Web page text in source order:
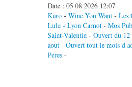
Date : 05 08 2026 12:07
Kuro - Wine You Want - Les
Lulu - Lyon Carnot - Mos
Saint-Valentin - Ouvert du 12
aout - Ouvert tout le mois d
Peres -